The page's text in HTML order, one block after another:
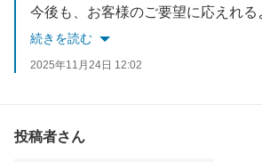
今後も、お客様のご要望に応えれるよう
お車でお困りごとがあれば、いつでも
続きを読む
2025年11月24日 12:02
投稿者さん